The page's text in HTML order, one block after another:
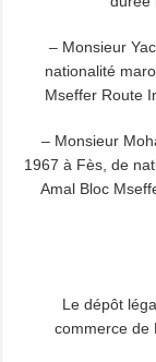
– Monsieur
nationalité
Mseffer Route
– Monsieur
1967 à Fès, de
Amal Bloc
Le dépôt
commerce de